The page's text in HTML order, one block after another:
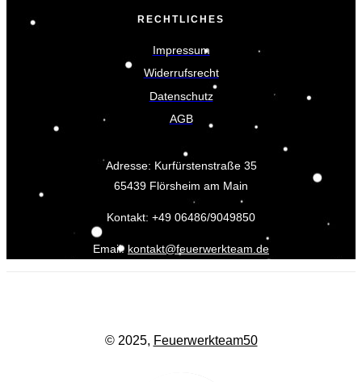
RECHTLICHES
Impressum
Widerrufsrecht
Datenschutz
AGB
Adresse: Kurfürstenstraße 35
65439 Flörsheim am Main
Kontakt: +49 06486/9049850
Email: kontakt@feuerwerkteam.de
© 2025, Feuerwerkteam50